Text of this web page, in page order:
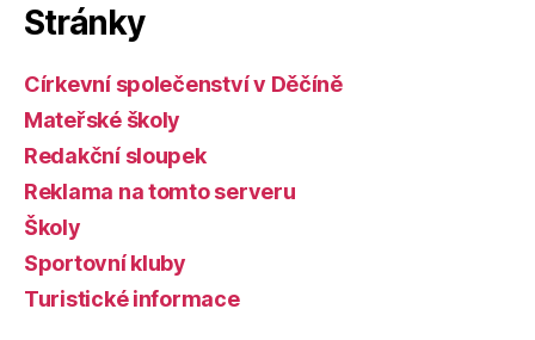
Stránky
Církevní společenství v Děčíně
Mateřské školy
Redakční sloupek
Reklama na tomto serveru
Školy
Sportovní kluby
Turistické informace